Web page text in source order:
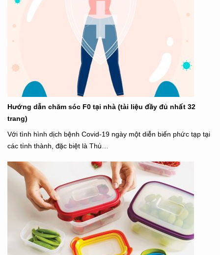
Hướng dẫn chăm sóc F0 tại nhà (tài liệu đầy đủ nhất 32
trang)
Với tình hình dịch bệnh Covid-19 ngày một diễn biến phức tạp tại
các tỉnh thành, đặc biệt là Thủ…